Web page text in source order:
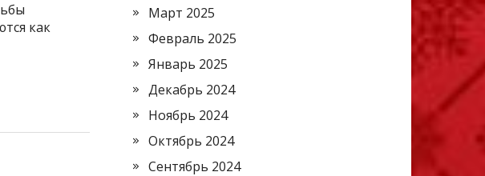
как
Март 2025
Февраль 2025
Январь 2025
Декабрь 2024
Ноябрь 2024
Октябрь 2024
Сентябрь 2024